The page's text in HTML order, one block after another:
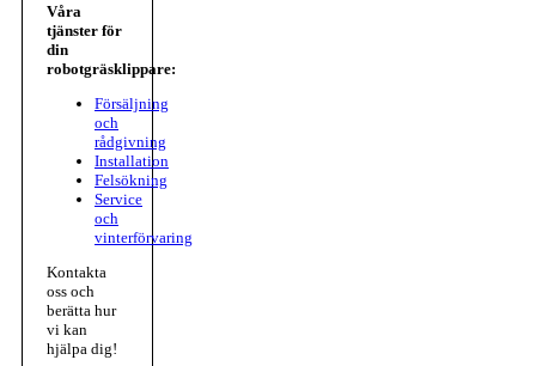
Våra
tjänster för
din
robotgräsklippare:
Försäljning
och
rådgivning
Installation
Felsökning
Service
och
vinterförvaring
Kontakta
oss och
berätta hur
vi kan
hjälpa dig!